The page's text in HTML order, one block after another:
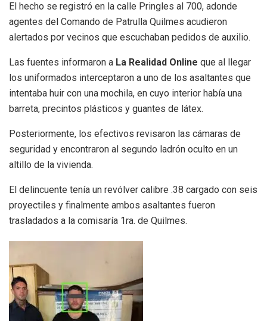
El hecho se registró en la calle Pringles al 700, adonde
agentes del Comando de Patrulla Quilmes acudieron
alertados por vecinos que escuchaban pedidos de auxilio.
Las fuentes informaron a La Realidad Online que al llegar
los uniformados interceptaron a uno de los asaltantes que
intentaba huir con una mochila, en cuyo interior había una
barreta, precintos plásticos y guantes de látex.
Posteriormente, los efectivos revisaron las cámaras de
seguridad y encontraron al segundo ladrón oculto en un
altillo de la vivienda.
El delincuente tenía un revólver calibre .38 cargado con seis
proyectiles y finalmente ambos asaltantes fueron
trasladados a la comisaría 1ra. de Quilmes.